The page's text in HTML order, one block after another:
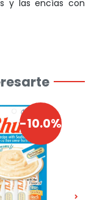
y las encías con
-10.0%